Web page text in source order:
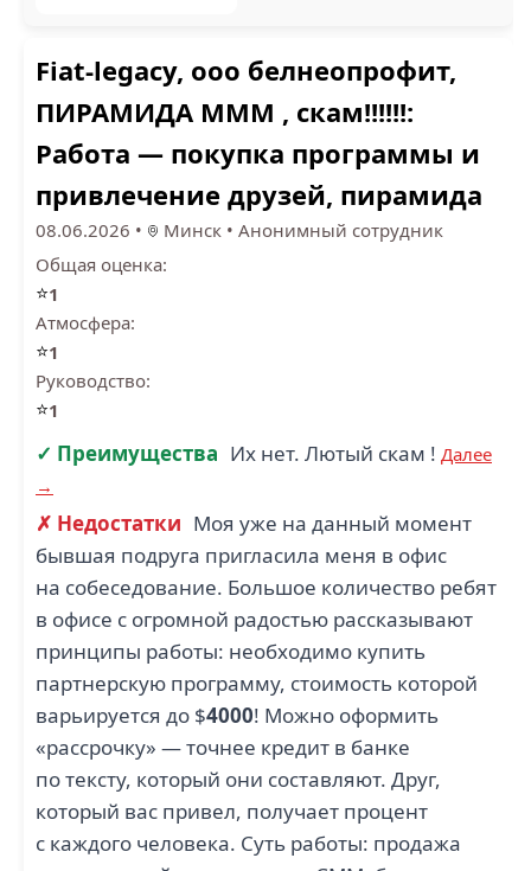
1.1
ИНТЕКСТОРГ (13)
1.8
1.3
КОРПОРАТИВНЫЙ
СТАНДАРТ (13)
Fiat-legacy, ооо белнеопрофит,
ПИРАМИДА МММ , скам!!!!!!:
Работа — покупка программы и
привлечение друзей, пирамида
08.06.2026 • Минск • Анонимный сотрудник
Общая оценка:
⭐1
Атмосфера:
⭐1
Руководство:
⭐1
✓ Преимущества Их нет. Лютый скам ! Далее
→
✗ Недостатки Моя уже на данный момент
бывшая подруга пригласила меня в офис
на собеседование. Большое количество ребят
в офисе с огромной радостью рассказывают
принципы работы: необходимо купить
партнерскую программу, стоимость которой
варьируется до $4000! Можно оформить
«рассрочку» — точнее кредит в банке
по тексту, который они составляют. Друг,
который вас привел, получает процент
с каждого человека. Суть работы: продажа